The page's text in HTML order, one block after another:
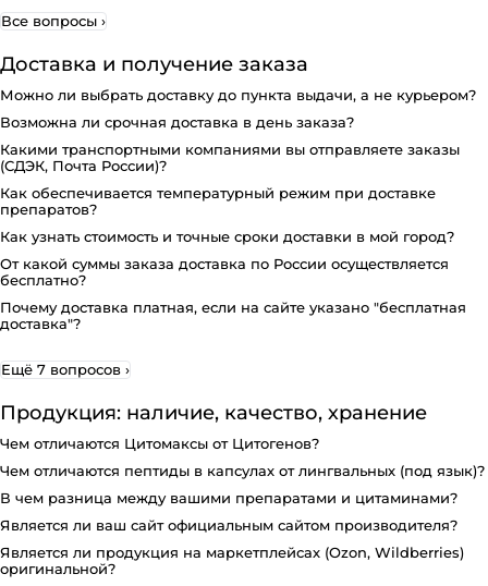
Все вопросы ›
Доставка и получение заказа
Можно ли выбрать доставку до пункта выдачи, а не курьером?
Возможна ли срочная доставка в день заказа?
Какими транспортными компаниями вы отправляете заказы
(СДЭК, Почта России)?
Как обеспечивается температурный режим при доставке
препаратов?
Как узнать стоимость и точные сроки доставки в мой город?
От какой суммы заказа доставка по России осуществляется
бесплатно?
Почему доставка платная, если на сайте указано "бесплатная
доставка"?
Ещё 7 вопросов ›
Продукция: наличие, качество, хранение
Чем отличаются Цитомаксы от Цитогенов?
Чем отличаются пептиды в капсулах от лингвальных (под язык)?
В чем разница между вашими препаратами и цитаминами?
Является ли ваш сайт официальным сайтом производителя?
Является ли продукция на маркетплейсах (Ozon, Wildberries)
оригинальной?